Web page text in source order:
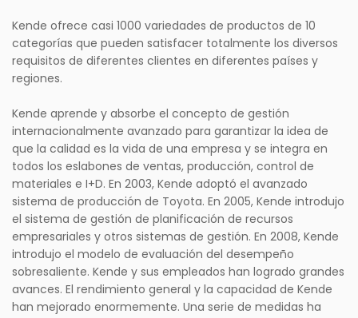
Kende ofrece casi 1000 variedades de productos de 10
categorías que pueden satisfacer totalmente los diversos
requisitos de diferentes clientes en diferentes países y
regiones.
Kende aprende y absorbe el concepto de gestión
internacionalmente avanzado para garantizar la idea de
que la calidad es la vida de una empresa y se integra en
todos los eslabones de ventas, producción, control de
materiales e I+D. En 2003, Kende adoptó el avanzado
sistema de producción de Toyota. En 2005, Kende introdujo
el sistema de gestión de planificación de recursos
empresariales y otros sistemas de gestión. En 2008, Kende
introdujo el modelo de evaluación del desempeño
sobresaliente. Kende y sus empleados han logrado grandes
avances. El rendimiento general y la capacidad de Kende
han mejorado enormemente. Una serie de medidas ha